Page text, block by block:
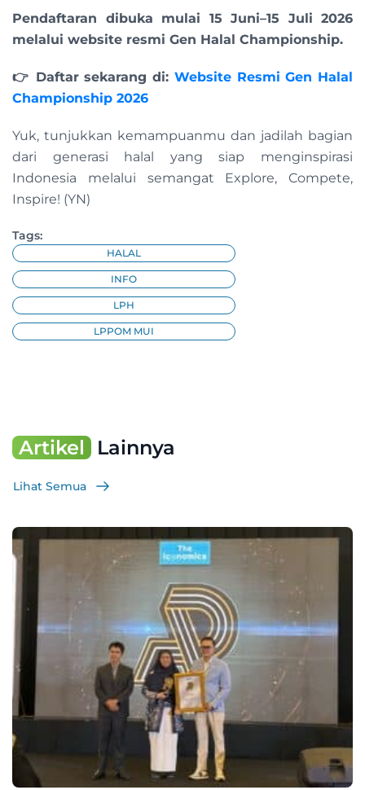
Pendaftaran dibuka mulai 15 Juni–15 Juli 2026
melalui website resmi Gen Halal Championship.
👉 Daftar sekarang di: Website Resmi Gen Halal
Championship 2026
Yuk, tunjukkan kemampuanmu dan jadilah bagian
dari generasi halal yang siap menginspirasi
Indonesia melalui semangat Explore, Compete,
Inspire! (YN)
Tags:
HALAL
INFO
LPH
LPPOM MUI
Artikel Lainnya
Lihat Semua